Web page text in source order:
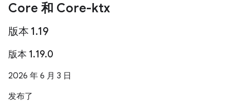
Core 和 Core-ktx
版本 1.19
版本 1.19.0
2026 年 6 月 3 日
发布了